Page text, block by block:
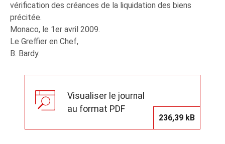
vérification des créances de la liquidation des biens
précitée.
Monaco, le 1er avril 2009.
Le Greffier en Chef,
B. Bardy.
Visualiser le journal
au format PDF
236,39 kB